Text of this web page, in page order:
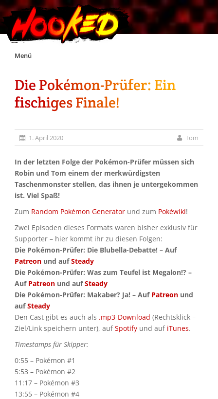
Skip
Menü
Unterstützt Hooked!
Exklusiv für Supporter*innen
Impressum
Jobs
Discord
Die Pokémon-Prüfer: Ein
fischiges Finale!
1. April 2020 Tom
In der letzten Folge der Pokémon-Prüfer müssen sich
Robin und Tom einem der merkwürdigsten
Taschenmonster stellen, das ihnen je untergekommen
ist. Viel Spaß!
Zum Random Pokémon Generator und zum Pokéwiki!
Zwei Episoden dieses Formats waren bisher exklusiv für
Supporter – hier kommt ihr zu diesen Folgen:
Die Pokémon-Prüfer: Die Blubella-Debatte! – Auf
Patreon und aufSteady
Die Pokémon-Prüfer: Was zum Teufel ist Megalon!? –
Auf Patreon und aufSteady
Die Pokémon-Prüfer: Makaber? Ja! – Auf Patreon und
aufSteady
Den Cast gibt es auch als .mp3-Download (Rechtsklick –
Ziel/Link speichern unter), aufSpotify und auf iTunes.
Timestamps für Skipper:
0:55 – Pokémon #1
5:53 – Pokémon #2
11:17 – Pokémon #3
13:55 – Pokémon #4